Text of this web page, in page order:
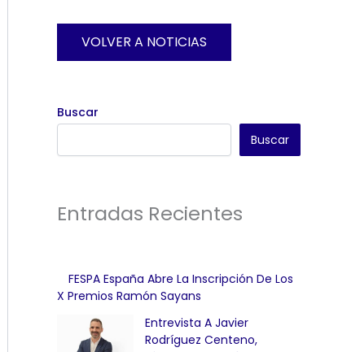
VOLVER A NOTICIAS
Buscar
Buscar
Entradas Recientes
FESPA España Abre La Inscripción De Los
X Premios Ramón Sayans
Entrevista A Javier
Rodríguez Centeno,